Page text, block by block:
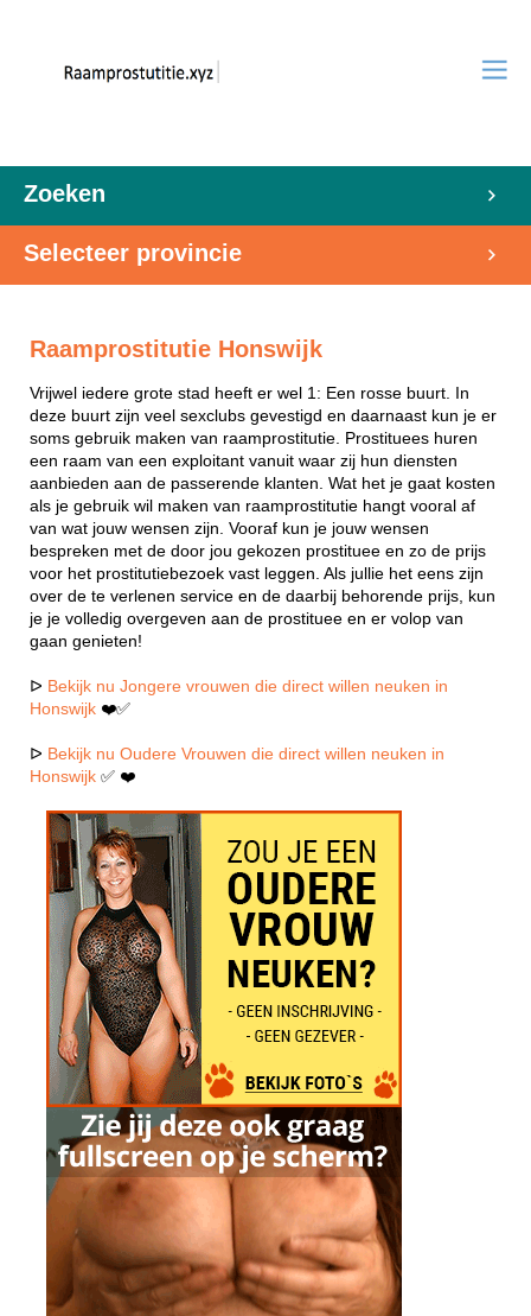
Zoeken
Selecteer provincie
Raamprostitutie Honswijk
Vrijwel iedere grote stad heeft er wel 1: Een rosse buurt. In
deze buurt zijn veel sexclubs gevestigd en daarnaast kun je er
soms gebruik maken van raamprostitutie. Prostituees huren
een raam van een exploitant vanuit waar zij hun diensten
aanbieden aan de passerende klanten. Wat het je gaat kosten
als je gebruik wil maken van raamprostitutie hangt vooral af
van wat jouw wensen zijn. Vooraf kun je jouw wensen
bespreken met de door jou gekozen prostituee en zo de prijs
voor het prostitutiebezoek vast leggen. Als jullie het eens zijn
over de te verlenen service en de daarbij behorende prijs, kun
je je volledig overgeven aan de prostituee en er volop van
gaan genieten!
ᐅ Bekijk nu Jongere vrouwen die direct willen neuken in
Honswijk ❤️✅
ᐅ Bekijk nu Oudere Vrouwen die direct willen neuken in
Honswijk ✅ ❤️